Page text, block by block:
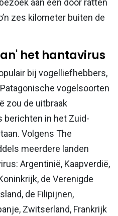
aan een door ratten
zes kilometer buiten de
het hantavirus
bij vogelliefhebbers,
vogelsoorten
zou de uitbraak
berichten in het Zuid-
Volgens The
meerdere landen
Argentinië, Kaapverdië,
de Verenigde
de Filipijnen,
Zwitserland, Frankrijk